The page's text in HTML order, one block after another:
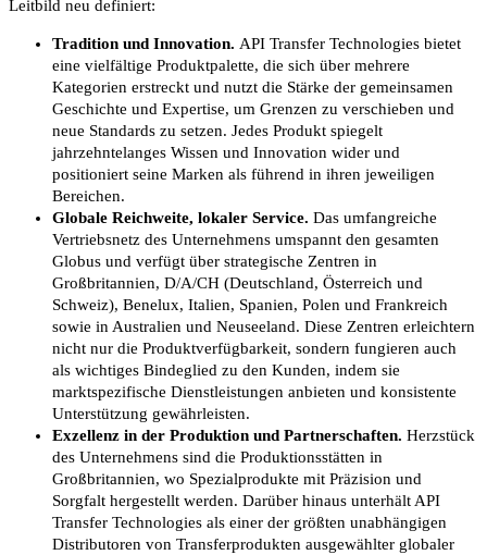
Leitbild neu definiert:
Tradition und Innovation. API Transfer Technologies bietet
eine vielfältige Produktpalette, die sich über mehrere
Kategorien erstreckt und nutzt die Stärke der gemeinsamen
Geschichte und Expertise, um Grenzen zu verschieben und
neue Standards zu setzen. Jedes Produkt spiegelt
jahrzehntelanges Wissen und Innovation wider und
positioniert seine Marken als führend in ihren jeweiligen
Bereichen.
Globale Reichweite, lokaler Service. Das umfangreiche
Vertriebsnetz des Unternehmens umspannt den gesamten
Globus und verfügt über strategische Zentren in
Großbritannien, D/A/CH (Deutschland, Österreich und
Schweiz), Benelux, Italien, Spanien, Polen und Frankreich
sowie in Australien und Neuseeland. Diese Zentren erleichtern
nicht nur die Produktverfügbarkeit, sondern fungieren auch
als wichtiges Bindeglied zu den Kunden, indem sie
marktspezifische Dienstleistungen anbieten und konsistente
Unterstützung gewährleisten.
Exzellenz in der Produktion und Partnerschaften. Herzstück
des Unternehmens sind die Produktionsstätten in
Großbritannien, wo Spezialprodukte mit Präzision und
Sorgfalt hergestellt werden. Darüber hinaus unterhält API
Transfer Technologies als einer der größten unabhängigen
Distributoren von Transferprodukten ausgewählter globaler